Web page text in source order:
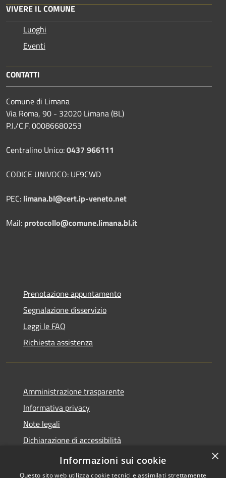
VIVERE IL COMUNE
Luoghi
Eventi
CONTATTI
Comune di Limana
Via Roma, 90 - 32020 Limana (BL)
P.I./C.F. 00086680253
Centralino Unico:0437 966111
CODICE UNIVOCO: UF9CWD
PEC: limana.bl@cert.ip-veneto.net
Mail: protocollo@comune.limana.bl.it
Prenotazione appuntamento
Segnalazione disservizio
Leggi le FAQ
Richiesta assistenza
Amministrazione trasparente
Informativa privacy
Note legali
Dichiarazione di accessibilità
Moduli Privacy Amministrazione trasparente
×
Informazioni sui cookie
Questo sito web utilizza cookie tecnici e assimilati strettamente